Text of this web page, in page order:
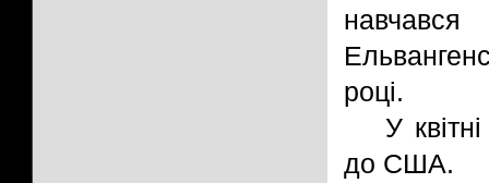
році.
У
до США.